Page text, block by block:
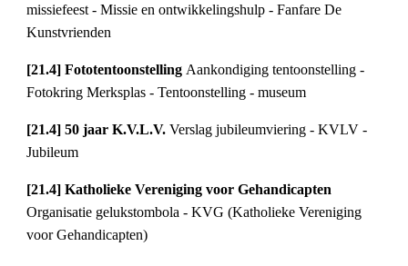
missiefeest - Missie en ontwikkelingshulp - Fanfare De
Kunstvrienden
[21.4] Fototentoonstelling Aankondiging tentoonstelling -
Fotokring Merksplas - Tentoonstelling - museum
[21.4] 50 jaar K.V.L.V. Verslag jubileumviering - KVLV -
Jubileum
Organisatie gelukstombola - KVG (Katholieke Vereniging
voor Gehandicapten)